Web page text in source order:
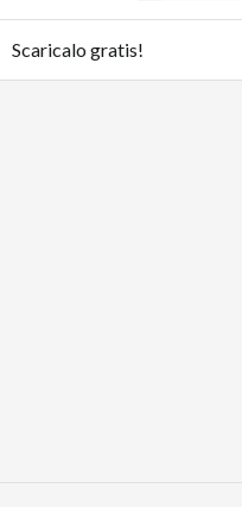
Scaricalo gratis!